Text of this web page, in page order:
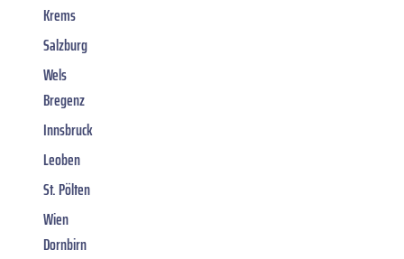
Krems
Salzburg
Wels
Bregenz
Innsbruck
Leoben
St. Pölten
Wien
Dornbirn